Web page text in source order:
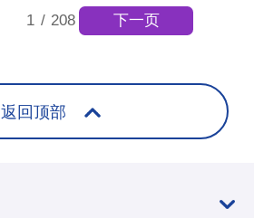
1 / 208 下一页
返回顶部